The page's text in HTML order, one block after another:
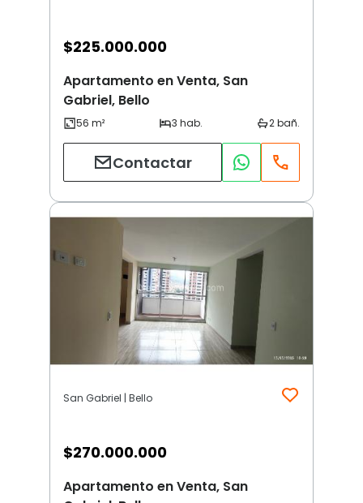
$225.000.000
Apartamento en Venta, San
Gabriel, Bello
Contactar
San Gabriel | Bello
$270.000.000
Apartamento en Venta, San